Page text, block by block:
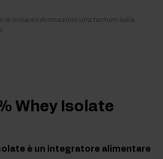
di inviare informazioni una tantum sulla
Whey Isolate
è un integratore alimentare